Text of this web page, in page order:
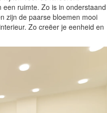
ruimte. Zo is in onderstaand
zijn de paarse bloemen mooi
Zo creëer je eenheid en